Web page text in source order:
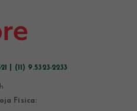
| (11) 9.5323-2233
Física: